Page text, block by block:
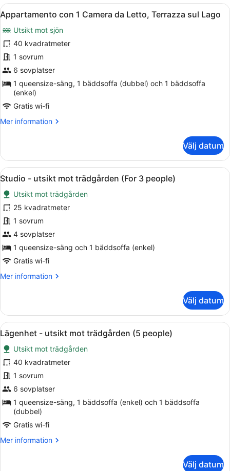
Camera
da
Letto,
Vista
Giardino
Öppna
alla
foton
för
Appartamento
con
1
Camera
da
Terrazza
Ett modernt vardagsrum med ett
5
Appartamento con 1 Camera da Letto, Terrazza sul Lago
Utsikt mot sjön
40 kvadratmeter
1 sovrum
6 sovplatser
1 queensize-säng, 1 bäddsoffa (dubbel) och 1 bäddsoffa
(enkel)
Gratis wi-fi
Mer information
Mer
con
Camera
Letto,
Terrazza
sul
Lago
Välj datum
Öppna
alla
foton
för
Studio
-
utsikt
mot
trädgården
(For
Ett sovrum med en säng, ett
7
Studio - utsikt mot trädgården (For 3 people)
Utsikt mot trädgården
25 kvadratmeter
1 sovrum
4 sovplatser
1 queensize-säng och 1 bäddsoffa (enkel)
Gratis wi-fi
Mer information
Mer
-
utsikt
mot
trädgården
(For
3
people)
Välj datum
Öppna
alla
foton
för
Lägenhet
-
utsikt
mot
trädgården
people)
Ett vardagsrum med en soffa, ett
4
Lägenhet - utsikt mot trädgården (5 people)
Utsikt mot trädgården
40 kvadratmeter
1 sovrum
6 sovplatser
1 queensize-säng, 1 bäddsoffa (enkel) och 1 bäddsoffa
(dubbel)
Gratis wi-fi
Mer information
Mer
Välj datum